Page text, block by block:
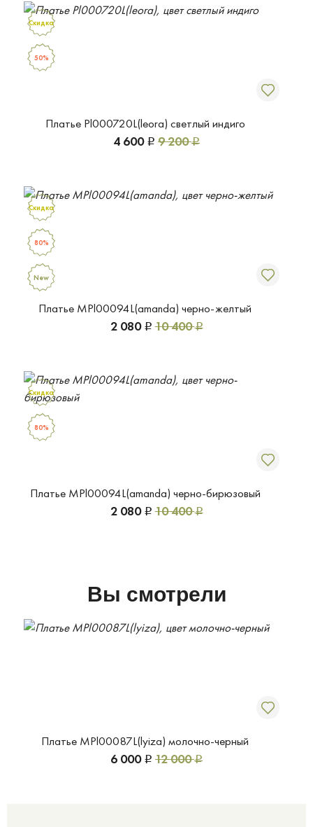
Платье Pl000720L(leora) светлый индиго
4 600 Р 9 200Р
Скидка
50%
Платье MPl00094L(amanda) черно-желтый
2 080 Р 10 400Р
Скидка
80%
New
Платье MPl00094L(amanda) черно-бирюзовый
2 080 Р 10 400Р
Скидка
80%
Вы смотрели
Платье MPl00087L(lyiza) молочно-черный
6 000 Р 12 000Р